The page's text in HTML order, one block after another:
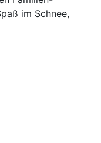
im Schnee,